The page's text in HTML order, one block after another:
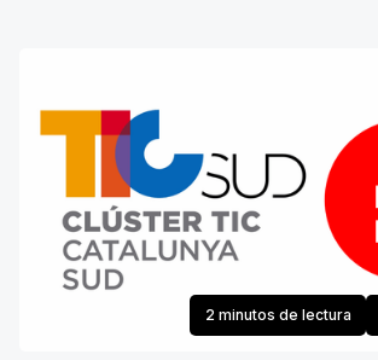
2 minutos de lectura